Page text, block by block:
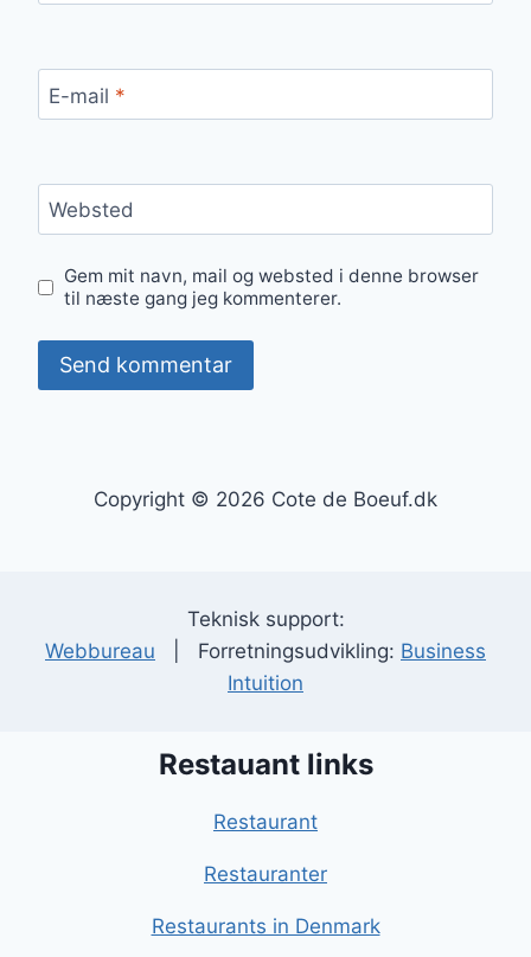
E-mail *
Websted
Gem mit navn, mail og websted i denne browser
til næste gang jeg kommenterer.
Copyright © 2026 Cote de Boeuf.dk
Teknisk support:
Webbureau | Forretningsudvikling: Business
Intuition
Restauant links
Restaurant
Restauranter
Restaurants in Denmark